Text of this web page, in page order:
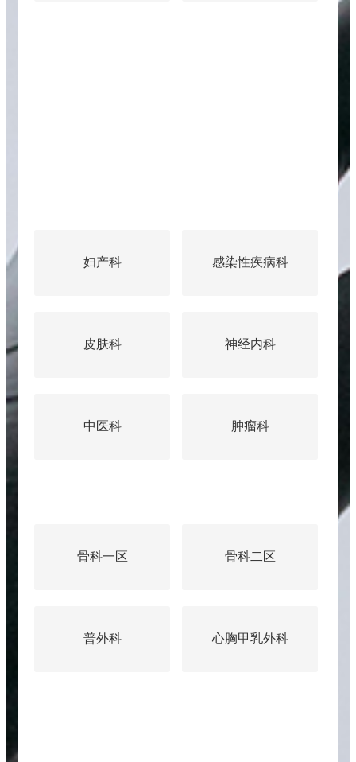
感染性疾病科
神经内科
肿瘤科
呼吸内科
神经外科
骨科二区
心胸甲乳外科
麻醉科
眼科